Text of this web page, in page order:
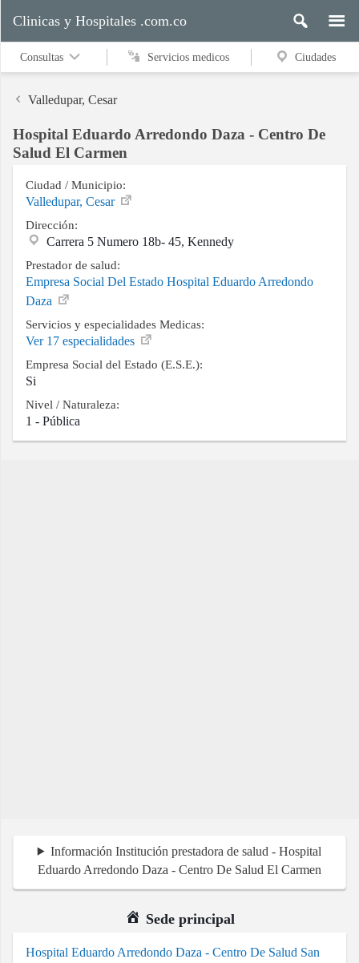
Servicios
Ciudades
Buscar
Clinicas y Hospitales .com.co
Consultas Servicios medicos Ciudades
Valledupar, Cesar
Hospital Eduardo Arredondo Daza - Centro De
Salud El Carmen
Ciudad / Municipio:
Valledupar, Cesar
Dirección:
Carrera 5 Numero 18b- 45, Kennedy
Prestador de salud:
Empresa Social Del Estado Hospital Eduardo Arredondo
Daza
Servicios y especialidades Medicas:
Ver 17 especialidades
Empresa Social del Estado (E.S.E.):
Si
Nivel / Naturaleza:
1 - Pública
Información Institución prestadora de salud - Hospital
Eduardo Arredondo Daza - Centro De Salud El Carmen
Sede principal
Hospital Eduardo Arredondo Daza - Centro De Salud San